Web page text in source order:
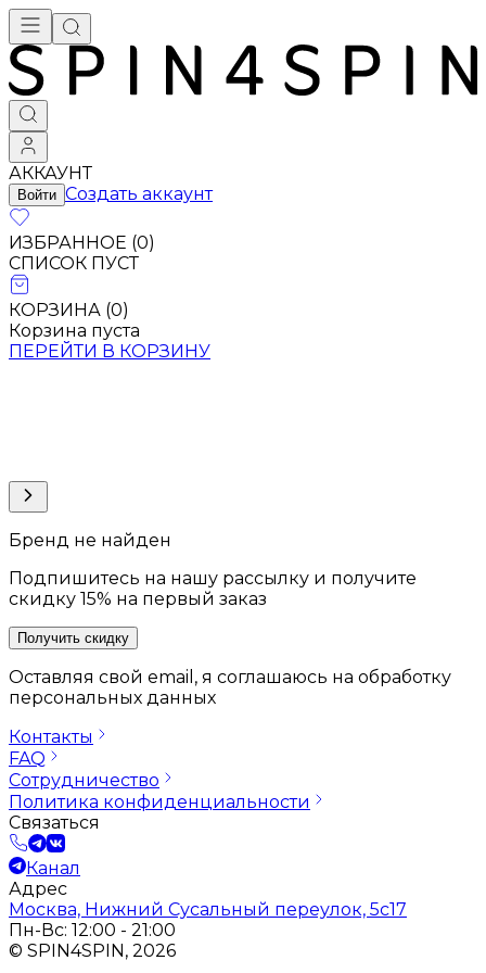
АККАУНТ
Войти Создать аккаунт
ИЗБРАННОЕ (0)
СПИСОК ПУСТ
КОРЗИНА (0)
Корзина пуста
ПЕРЕЙТИ В КОРЗИНУ
Бренд не найден
Подпишитесь на нашу рассылку и получите
скидку 15% на первый заказ
Получить скидку
Оставляя свой email, я соглашаюсь на обработку
персональных данных
Контакты
FAQ
Сотрудничество
Политика конфиденциальности
Связаться
Канал
Адрес
Москва, Нижний Сусальный переулок, 5с17
Пн-Вс: 12:00 - 21:00
© SPIN4SPIN, 2026
Брендовая одежда - купить в Москве